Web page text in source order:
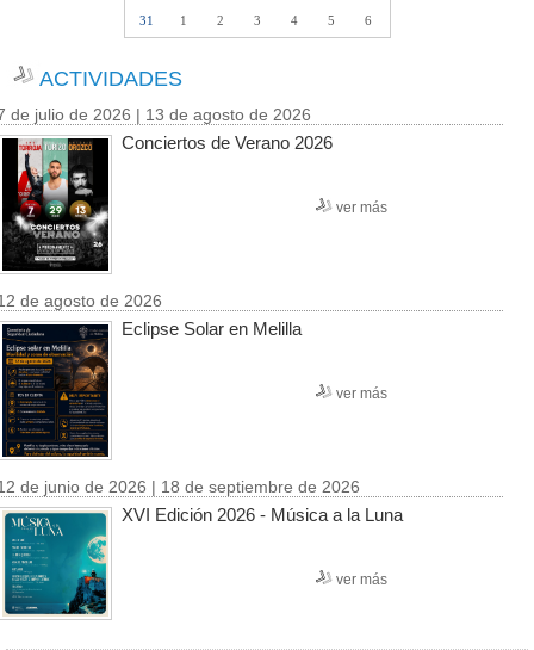
31
1 2 3 4 5 6
ACTIVIDADES
de julio de 2026 | 13 de agosto de 2026
Conciertos de Verano 2026
ver más
de agosto de 2026
Eclipse Solar en Melilla
ver más
de junio de 2026 | 18 de septiembre de 2026
XVI Edición 2026 - Música a la Luna
ver más